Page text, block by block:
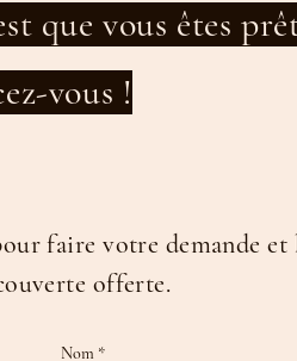
que vous êtes
vous !
faire votre demande et
offerte.
Nom